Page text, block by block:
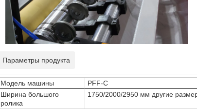
Параметры продукта
Модель машины
PFF-C
Ширина большого
ролика
1750/2000/2950 мм другие